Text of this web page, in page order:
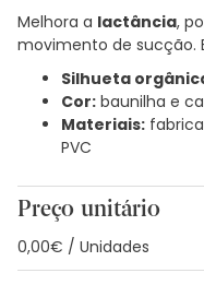
Melhora a lactância,
movimento de sucção.
Silhueta
Cor: baunilha e
Materiais:
PVC
Preço unitário
0,00€ / Unidades